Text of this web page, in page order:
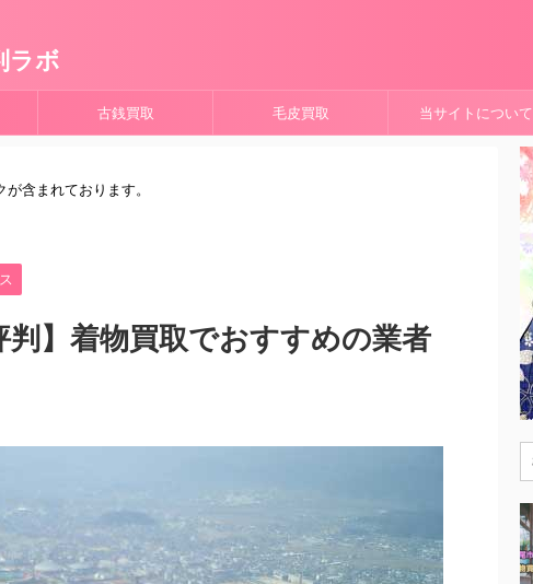
ラボ
古銭買取 毛皮買取 当サイトについて
含まれております。
】着物買取でおすすめの業者